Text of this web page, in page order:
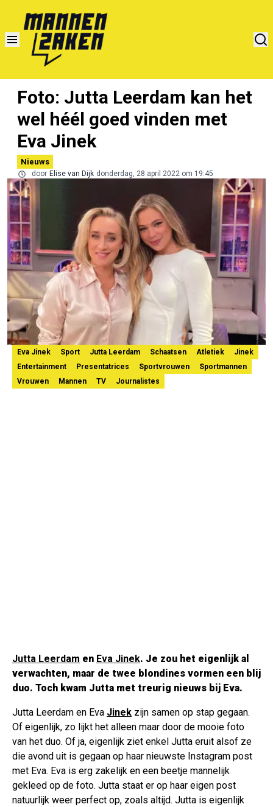
Foto: Jutta Leerdam kan het
wel héél goed vinden met
Eva Jinek
Nieuws
door Elise van Dijk donderdag, 28 april 2022 om 19:45
Eva Jinek Sport Jutta Leerdam Schaatsen Atletiek
Jinek
Entertainment
Presentatrices Sportvrouwen
Sportmannen
Vrouwen
Mannen TV Journalistes
Jutta Leerdam en Eva Jinek. Je zou het eigenlijk al
verwachten, maar de twee blondines vormen een blij
duo. Toch kwam Jutta met treurig nieuws bij Eva.
Jutta Leerdam en Eva Jinek zijn samen op stap gegaan.
Of eigenlijk, zo lijkt het alleen maar door de mooie foto
van het duo. Of ja, eigenlijk ziet enkel Jutta eruit alsof ze
die avond uit is gegaan op haar nieuwste Instagram post
met Eva. Eva is erg zakelijk en een beetje mannelijk
gekleed op de foto. Jutta staat er op haar eigen post
natuurlijk weer perfect op, zoals altijd. Jutta is eigenlijk